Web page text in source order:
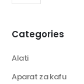
Categories
Alati
Aparat za kafu